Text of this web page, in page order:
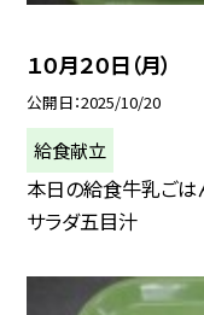
１０月２０日（月）
公開日 2025/10/20
給食献立
本日の給食牛乳ごは
サラダ五目汁